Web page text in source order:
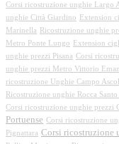
Corsi ricostruzione unghie Largo
unghie Città Giardino
Extension
Marinella
Ricostruzione unghie
Metro Ponte Lungo
Extension
unghie prezzi Pisana Corsi
unghie prezzi Metro Vittorio
ricostruzione Unghie Campo
Ricostruzione unghie Rocca Santo
Corsi ricostruzione unghie prezzi
Portuense Corsi ricostruzione
Pignattara Corsi ricostruzione